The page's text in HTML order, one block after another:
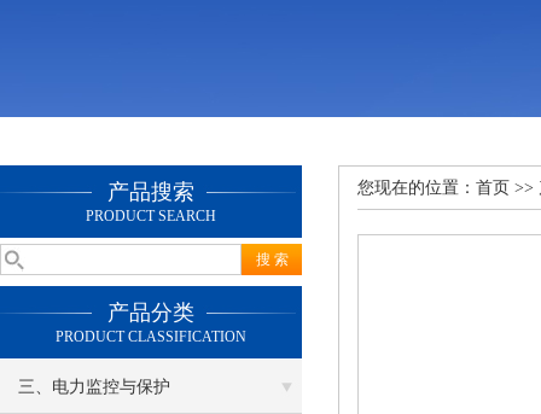
产品搜索
PRODUCT SEARCH
产品分类
PRODUCT CLASSIFICATION
三、电力监控与保护
您现在的位置： 首页 >>